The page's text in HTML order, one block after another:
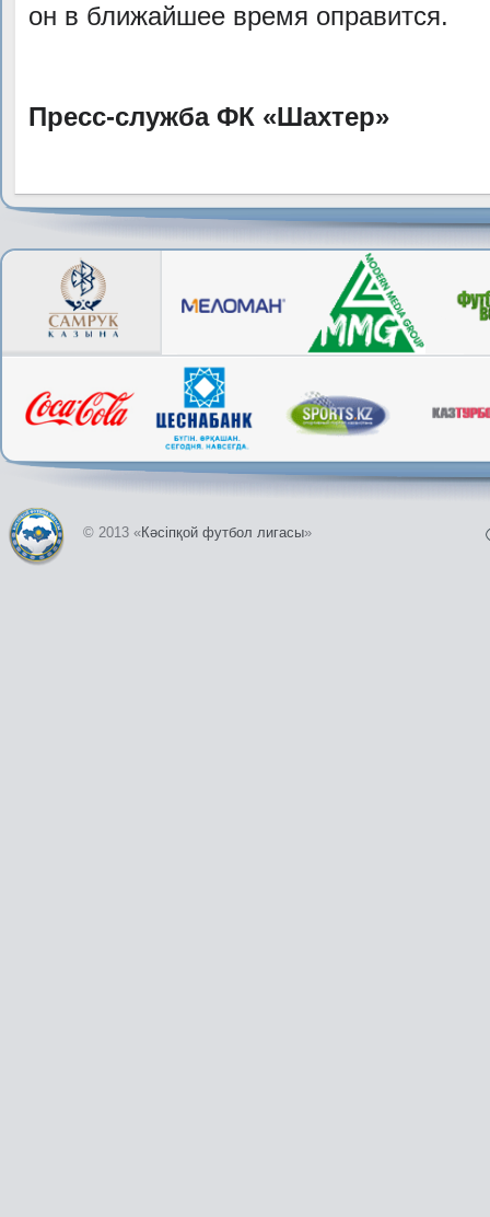
он в ближайшее время оправится.
Пресс-служба ФК «Шахтер»
© 2013 «Кәсіпқой футбол лигасы»